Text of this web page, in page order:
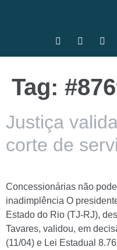
Tag:
Justiça
corte de
Concessionárias não
inadimplência O
Estado do Rio (TJ-RJ),
Tavares, validou, em
(11/04) e Lei Estadual